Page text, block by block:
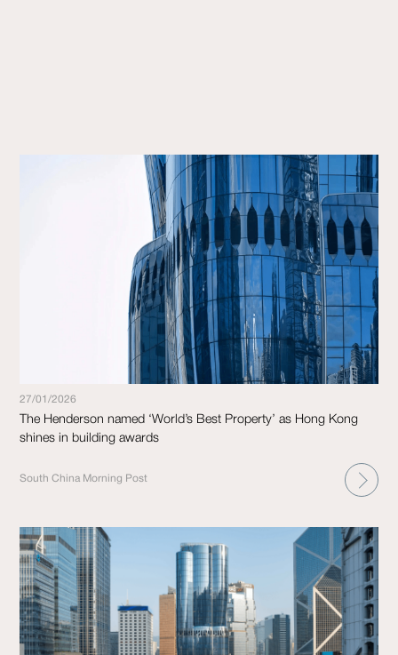
27/01/2026
The Henderson named ‘World’s Best Property’ as Hong Kong
shines in building awards
South China Morning Post